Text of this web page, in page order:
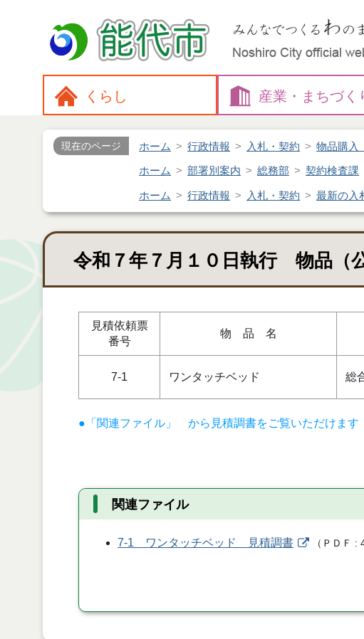
くらし 産業・ まちづく
現在のページ ホーム 行政情報 入札・契約 物品購入
ホーム 部署別案内 総務部 契約検査課
ホーム 行政情報 入札・契約 最新の入
令和７年７月１０日執行 物品（
見積依頼票
番号
物 品 名
7-1 ワンタッチベッド 総
●「関連ファイル」 から見積調書をご覧いただけます
関連ファイル
7-1 ワンタッチベッド 見積調書 （ ＰＤＦ